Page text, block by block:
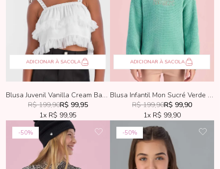
ADICIONAR À SACOLA
Blusa Juvenil Vanilla Cream Babadinho Off-White
R$ 199,90R$ 99,95
1x R$ 99,95
ADICIONAR À SACOLA
Blusa Infantil Mon Sucré Verde Color
R$ 199,90R$ 99,90
1x R$ 99,90
50% 50%